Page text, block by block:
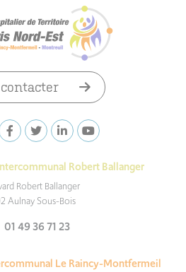
Robert Ballanger
Robert Ballanger
Aulnay Sous-Bois
01 49 36 71 23
Le Raincy-Montfermeil